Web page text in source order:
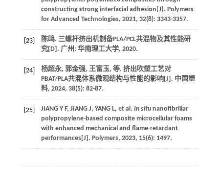
constructing strong interfacial adhesion[J]. Polymers
for Advanced Technologies, 2021, 32(8): 3343-3357.
[23]
陈鸣. 三螺杆挤出机制备PLA/PCL共混物及其性能研
究[D]. 广州: 华南理工大学, 2020.
[24] 杨超永, 郭金强, 王富玉, 等. 挤出吹塑工艺对
PBAT/PLA共混体系微观结构与性能的影响[J]. 中国塑
料, 2024, 38(5): 82-87.
[25] JIANG Y F, JIANG J, YANG L, et al. In situnanofibrillar
polypropylene-based composite microcellular foams
with enhanced mechanical and flame-retardant
performances[J]. Polymers, 2023, 15(6): 1497.